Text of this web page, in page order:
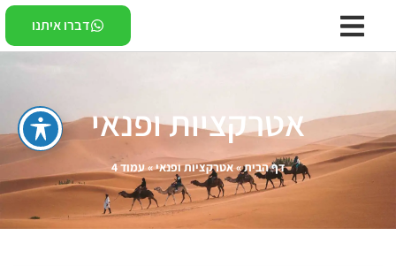
דברו איתנו
אטרקציות ופנאי
דף הבית»אטרקציות ופנאי»עמוד 4